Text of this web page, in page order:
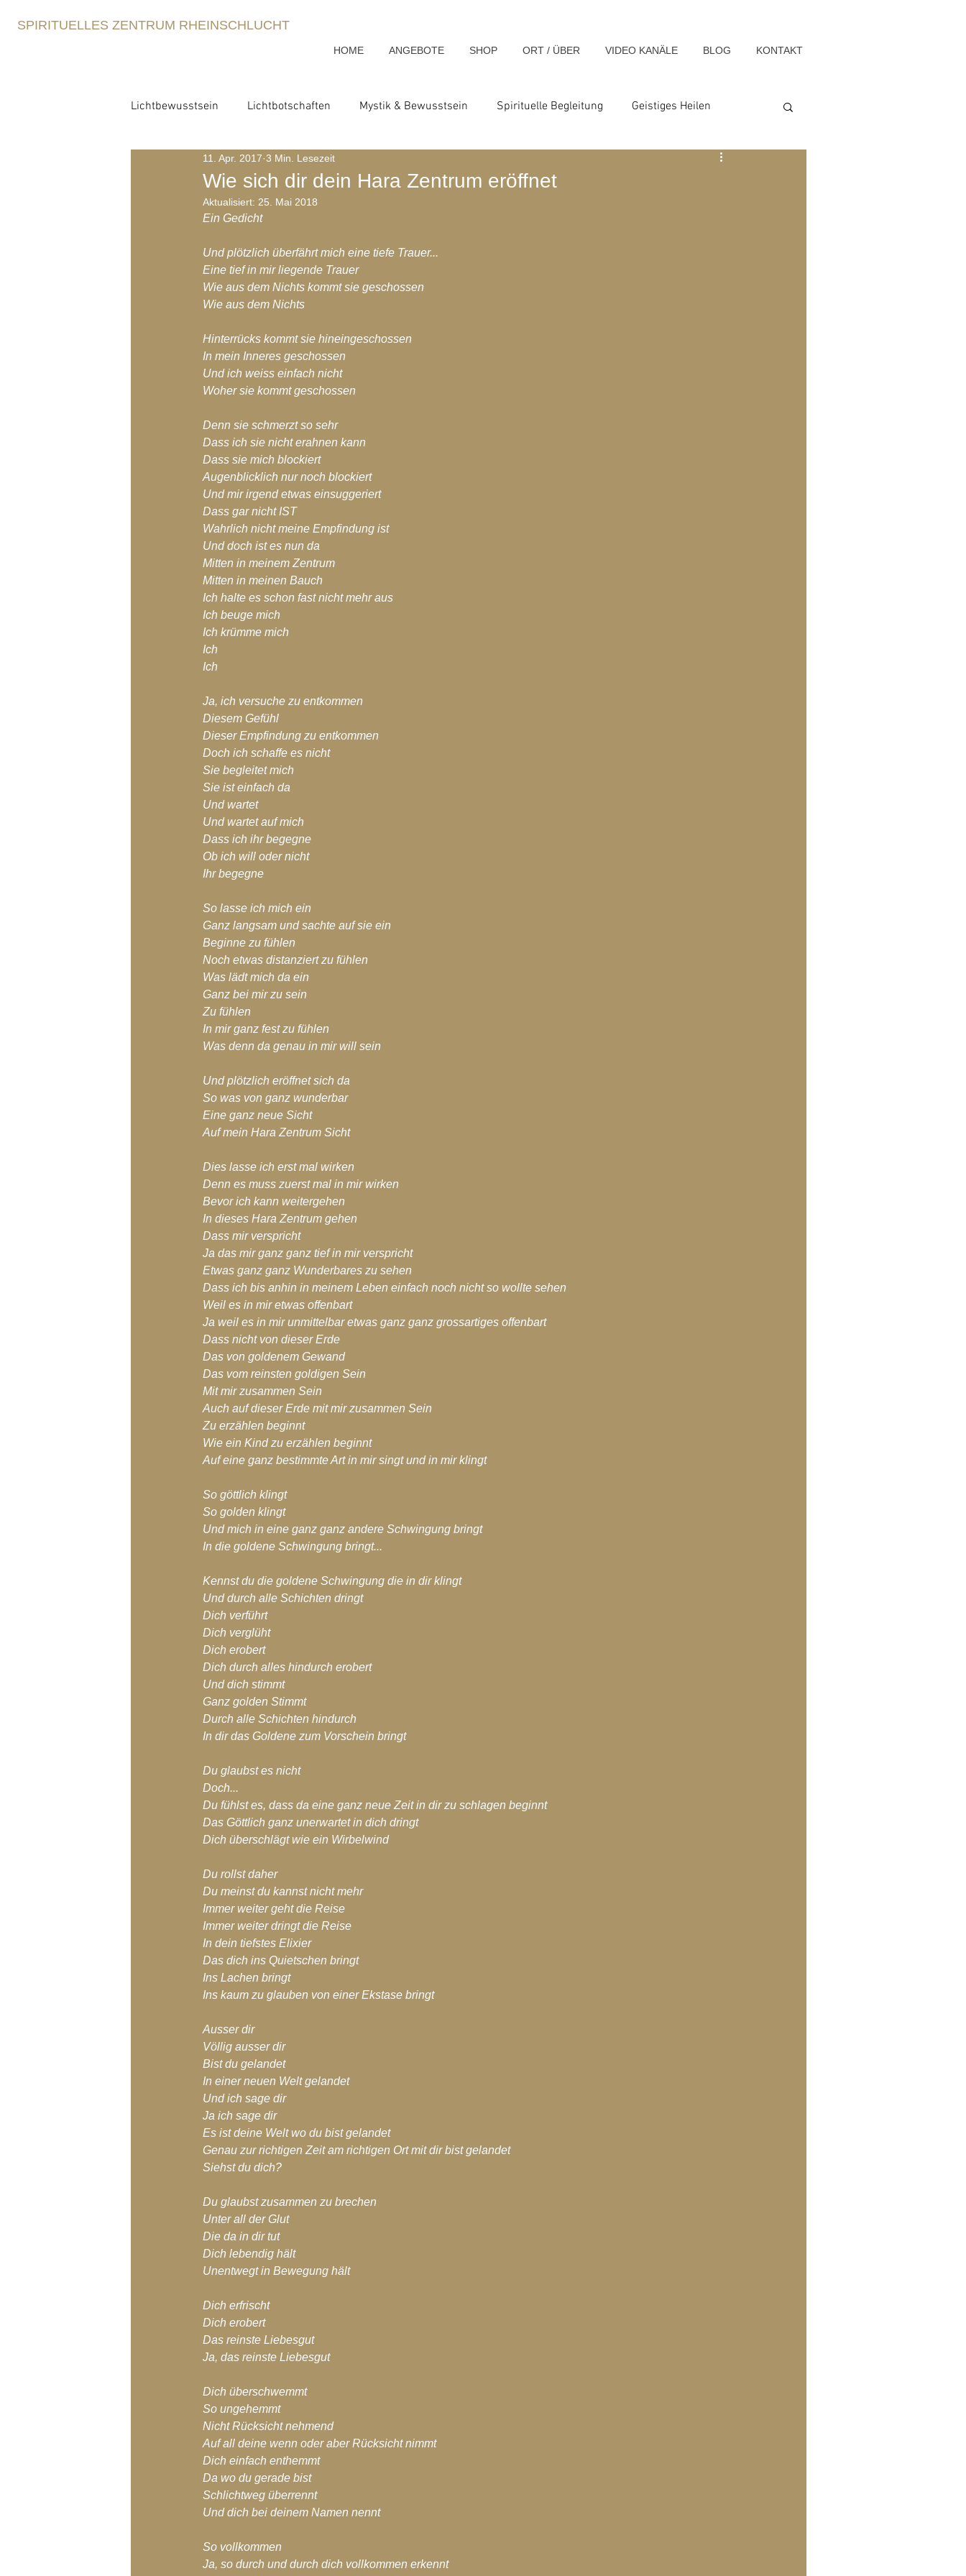
SPIRITUELLES ZENTRUM RHEINSCHLUCHT
HOME ANGEBOTE SHOP ORT / ÜBER VIDEO KANÄLE BLOG KONTAKT
Lichtbewusstsein Lichtbotschaften Mystik & Bewusstsein Spirituelle Begleitung Geistiges Heilen
Lichtbewusstsein Lichtmensch & Homo Luminous
Spirituelle Erziehung
Blog-Archiv-2021 Blog-Archiv-2020
Blog-Archiv-2018 Blog-Archiv-2017 Blog-Archiv-2016
Wie sich dir dein Hara Zentrum eröffnet
11. Apr. 2017 3 Min. Lesezeit
Aktualisiert: 25. Mai 2018
Ein Gedicht
Und plötzlich überfährt mich eine tiefe Trauer...
Eine tief in mir liegende Trauer
Wie aus dem Nichts kommt sie geschossen
Wie aus dem Nichts
Hinterrücks kommt sie hineingeschossen
In mein Inneres geschossen
Und ich weiss einfach nicht
Woher sie kommt geschossen
Denn sie schmerzt so sehr
Dass ich sie nicht erahnen kann
Dass sie mich blockiert
Augenblicklich nur noch blockiert
Und mir irgend etwas einsuggeriert
Dass gar nicht IST
Wahrlich nicht meine Empfindung ist
Und doch ist es nun da
Mitten in meinem Zentrum
Mitten in meinen Bauch
Ich halte es schon fast nicht mehr aus
Ich beuge mich
Ich krümme mich
Ich
Ich
Ja, ich versuche zu entkommen
Diesem Gefühl
Dieser Empfindung zu entkommen
Doch ich schaffe es nicht
Sie begleitet mich
Sie ist einfach da
Und wartet
Und wartet auf mich
Dass ich ihr begegne
Ob ich will oder nicht
Ihr begegne
So lasse ich mich ein
Ganz langsam und sachte auf sie ein
Beginne zu fühlen
Noch etwas distanziert zu fühlen
Was lädt mich da ein
Ganz bei mir zu sein
Zu fühlen
In mir ganz fest zu fühlen
Was denn da genau in mir will sein
Und plötzlich eröffnet sich da
So was von ganz wunderbar
Eine ganz neue Sicht
Auf mein Hara Zentrum Sicht
Dies lasse ich erst mal wirken
Denn es muss zuerst mal in mir wirken
Bevor ich kann weitergehen
In dieses Hara Zentrum gehen
Dass mir verspricht
Ja das mir ganz ganz tief in mir verspricht
Etwas ganz ganz Wunderbares zu sehen
Dass ich bis anhin in meinem Leben einfach noch nicht so wollte sehen
Weil es in mir etwas offenbart
Ja weil es in mir unmittelbar etwas ganz ganz grossartiges offenbart
Dass nicht von dieser Erde
Das von goldenem Gewand
Das vom reinsten goldigen Sein
Mit mir zusammen Sein
Auch auf dieser Erde mit mir zusammen Sein
Zu erzählen beginnt
Wie ein Kind zu erzählen beginnt
Auf eine ganz bestimmte Art in mir singt und in mir klingt
So göttlich klingt
So golden klingt
Und mich in eine ganz ganz andere Schwingung bringt
In die goldene Schwingung bringt...
Kennst du die goldene Schwingung die in dir klingt
Und durch alle Schichten dringt
Dich verführt
Dich verglüht
Dich erobert
Dich durch alles hindurch erobert
Und dich stimmt
Ganz golden Stimmt
Durch alle Schichten hindurch
In dir das Goldene zum Vorschein bringt
Du glaubst es nicht
Doch...
Du fühlst es, dass da eine ganz neue Zeit in dir zu schlagen beginnt
Das Göttlich ganz unerwartet in dich dringt
Dich überschlägt wie ein Wirbelwind
Du rollst daher
Du meinst du kannst nicht mehr
Immer weiter geht die Reise
Immer weiter dringt die Reise
In dein tiefstes Elixier
Das dich ins Quietschen bringt
Ins Lachen bringt
Ins kaum zu glauben von einer Ekstase bringt
Ausser dir
Völlig ausser dir
Bist du gelandet
In einer neuen Welt gelandet
Und ich sage dir
Ja ich sage dir
Es ist deine Welt wo du bist gelandet
Genau zur richtigen Zeit am richtigen Ort mit dir bist gelandet
Siehst du dich?
Du glaubst zusammen zu brechen
Unter all der Glut
Die da in dir tut
Dich lebendig hält
Unentwegt in Bewegung hält
Dich erfrischt
Dich erobert
Das reinste Liebesgut
Ja, das reinste Liebesgut
Dich überschwemmt
So ungehemmt
Nicht Rücksicht nehmend
Auf all deine wenn oder aber Rücksicht nimmt
Dich einfach enthemmt
Da wo du gerade bist
Schlichtweg überrennt
Und dich bei deinem Namen nennt
So vollkommen
Ja, so durch und durch dich vollkommen erkennt